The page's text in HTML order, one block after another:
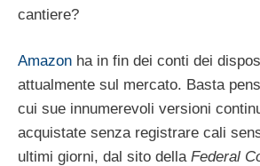
cantiere?
Amazon ha in fin dei conti dei
attualmente sul mercato. Basta
cui sue innumerevoli versioni
acquistate senza registrare cali
ultimi giorni, dal sito della Federal